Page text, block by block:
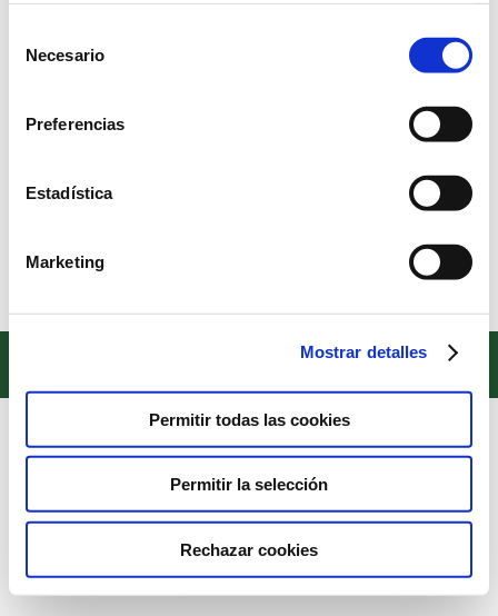
Necesario
Preferencias
Estadística
Marketing
Mostrar detalles
Permitir todas las cookies
Permitir la selección
Rechazar cookies
Noticias,Sin categorizar 20 de enero de 2026
Copyright © 2022. Todos los derechos reservados